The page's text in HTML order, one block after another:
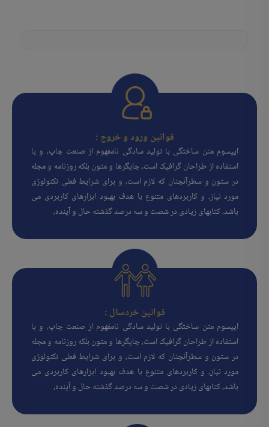
قوانین ورود و خروج :
ایپسوم متن ساختگی با تولید سادگی نامفهوم از صنعت چاپ، و با
استفاده از طراحان گرافیک است، چاپگرها و متون بلکه روزنامه و مجله
در ستون و سطرآنچنان که لازم است، و برای شرایط فعلی تکنولوژی
مورد نیاز، و کاربردهای متنوع با هدف بهبود ابزارهای کاربردی می
باشد، کتابهای زیادی در شصت و سه درصد گذشته حال و آینده،
قوانین خردسال :
ایپسوم متن ساختگی با تولید سادگی نامفهوم از صنعت چاپ، و با
استفاده از طراحان گرافیک است، چاپگرها و متون بلکه روزنامه و مجله
در ستون و سطرآنچنان که لازم است، و برای شرایط فعلی تکنولوژی
مورد نیاز، و کاربردهای متنوع با هدف بهبود ابزارهای کاربردی می
باشد، کتابهای زیادی در شصت و سه درصد گذشته حال و آینده،